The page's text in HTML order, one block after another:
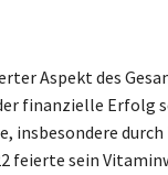
Aspekt des
finanzielle Erfolg
insbesondere
feierte sein